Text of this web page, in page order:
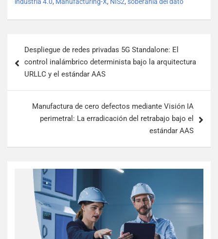
Despliegue de redes privadas 5G Standalone: El
control inalámbrico determinista bajo la arquitectura
URLLC y el estándar AAS
Manufactura de cero defectos mediante Visión IA
perimetral: La erradicación del retrabajo bajo el
estándar AAS